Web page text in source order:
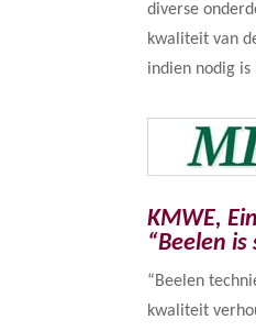
diverse
kwaliteit van
indien nodig
KMWE,
“Beelen
“Beelen
kwaliteit